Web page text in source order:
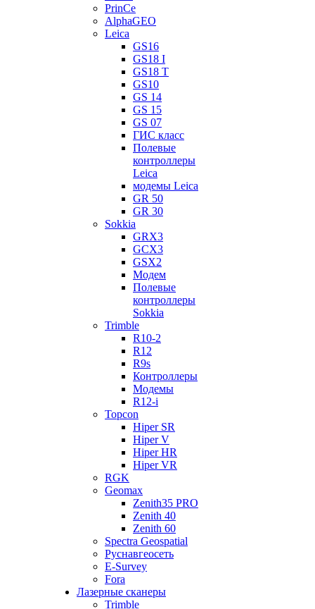
PrinCe
AlphaGEO
Leica
GS16
GS18 I
GS18 T
GS10
GS 14
GS 15
GS 07
ГИС класс
Полевые
контроллеры
Leica
модемы Leica
GR 50
GR 30
Sokkia
GRX3
GCX3
GSX2
Модем
Полевые
контроллеры
Sokkia
Trimble
R10-2
R12
R9s
Контроллеры
Модемы
R12-i
Topcon
Hiper SR
Hiper V
Hiper HR
Hiper VR
RGK
Geomax
Zenith35 PRO
Zenith 40
Zenith 60
Spectra Geospatial
Руснавгеосеть
E-Survey
Fora
Лазерные сканеры
Trimble